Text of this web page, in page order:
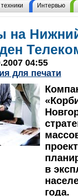
Интервью
на
04:55
для печати
в
года.